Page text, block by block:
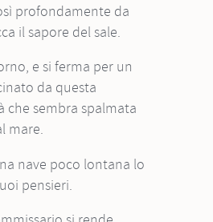
profondamente da
il sapore del sale.
da questa
che sembra spalmata
mare.
pensieri.